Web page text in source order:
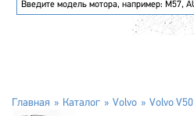
Главная Каталог Volvo Volvo V50